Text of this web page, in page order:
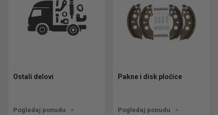
Ostali delovi
Pogledaj ponudu
Pakne i disk pločice
Pogledaj ponudu